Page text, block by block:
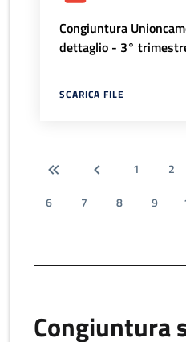
Congiuntura
dettaglio - 3°
SCARICA FILE
1 2
6
7 8 9
Congiuntura